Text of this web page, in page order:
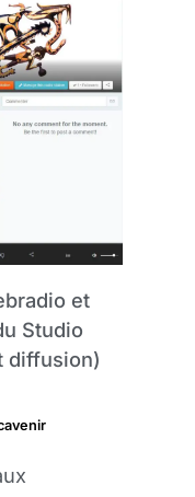
et
Studio
diffusion)